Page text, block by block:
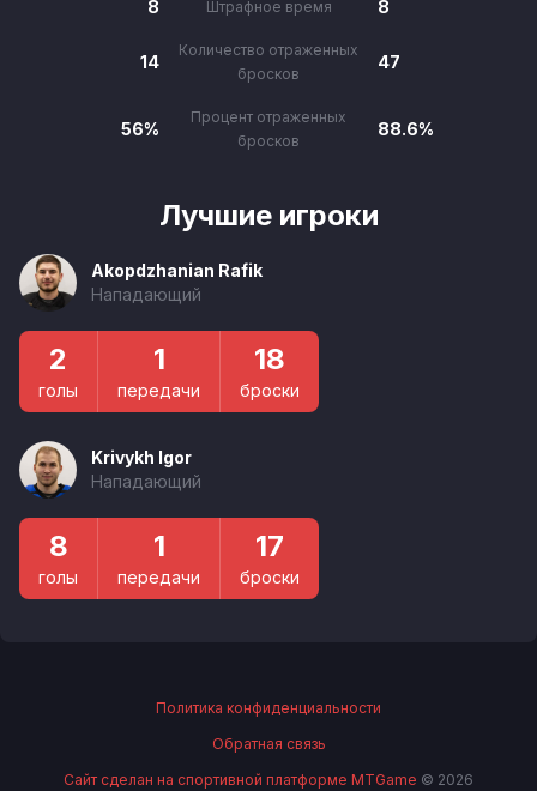
8 Штрафное время 8
14
Количество отраженных
бросков
47
56%
Процент отраженных
бросков
88.6%
Лучшие игроки
Akopdzhanian Rafik
Нападающий
2
голы
1
передачи
18
броски
Krivykh Igor
Нападающий
8
голы
1
передачи
17
броски
Политика конфиденциальности
Обратная связь
Сайт сделан на спортивной платформе MTGame © 2026